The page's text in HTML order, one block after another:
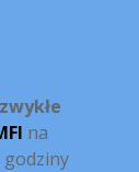
na
godziny